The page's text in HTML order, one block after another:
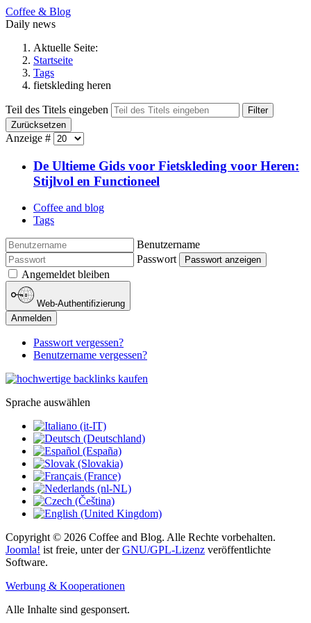
Coffee & Blog
Daily news
Aktuelle Seite:
Startseite
Tags
fietskleding heren
Teil des Titels eingeben
Filter
Zurücksetzen
Anzeige #
De Ultieme Gids voor Fietskleding voor Heren:
Stijlvol en Functioneel
Coffee and blog
Tags
Benutzername
Passwort
Passwort anzeigen
Angemeldet bleiben
Web-Authentifizierung
Anmelden
Passwort vergessen?
Benutzername vergessen?
Sprache auswählen
Copyright © 2026 Coffee and Blog. Alle Rechte vorbehalten.
Joomla! ist freie, unter derGNU/GPL-Lizenz veröffentlichte
Software.
Werbung & Kooperationen
Alle Inhalte sind gesponsert.